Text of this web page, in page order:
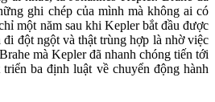
ghi chép của mình mà không ai có
một năm sau khi Kepler bắt đầu được
đột ngột và thật trùng hợp là nhờ việc
mà Kepler đã nhanh chóng tiến tới
ba định luật về chuyển động hành